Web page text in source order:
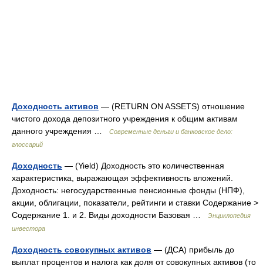
Доходность активов — (RETURN ON ASSETS) отношение
чистого дохода депозитного учреждения к общим активам
данного учреждения …
Современные деньги и банковское дело:
глоссарий
Доходность — (Yield) Доходность это количественная
характеристика, выражающая эффективность вложений.
Доходность: негосударственные пенсионные фонды (НПФ),
акции, облигации, показатели, рейтинги и ставки Содержание >
Содержание 1. и 2. Виды доходности Базовая …
Энциклопедия
инвестора
Доходность совокупных активов — (ДСА) прибыль до
выплат процентов и налога как доля от совокупных активов (то